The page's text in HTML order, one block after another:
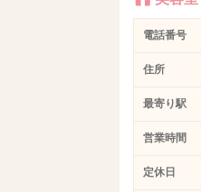
電話番号
住所
最寄り駅
営業時間
定休日